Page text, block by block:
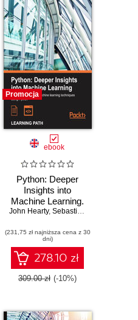
,Luca Massaron,Alberto Boschetti
Promocja
ebook
Python: Deeper
Insights into
Machine Learning.
Deeper Insights
Learning
John Hearty, Sebastian Raschka
(231,75 zł najniższa cena z 30
dni)
278.10 zł
309.00 zł (-10%)